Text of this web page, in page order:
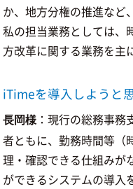
か、地方分権の推進など
私の担当業務としては、
方改革に関する業務を主
iTimeを導入しようと
長岡様：現行の総務事務
者ともに、勤務時間等（
理・確認できる仕組みが
ができるシステムの導入